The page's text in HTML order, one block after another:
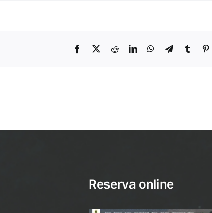
Facebook
X RedditLinkedInWhatsApp
TelegramTumblr
Reserva online